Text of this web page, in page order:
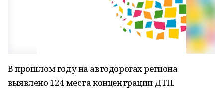
В прошлом году на автодорогах региона
выявлено 124 места концентрации ДТП.